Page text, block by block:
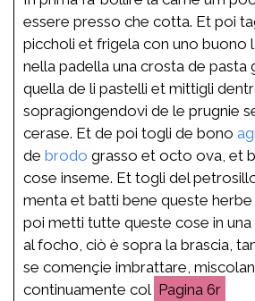
essere presso che cotta. Et poi
piccholi et frigela con uno buono
nella padella una crosta de pasta
quella de li pastelli et mittigli
sopragiongendovi de le prugnie
cerase. Et de poi togli de bono
de brodo grasso et octo ova, et
cose inseme. Et togli del
menta et batti bene queste
poi metti tutte queste cose in
al focho, ciò è sopra la brascia,
se començie imbrattare,
continuamente col
6r